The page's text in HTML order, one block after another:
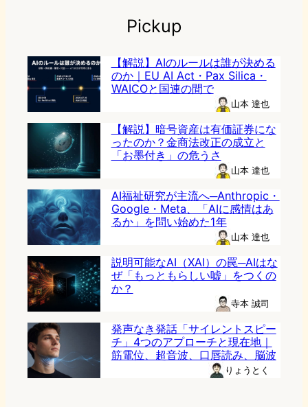
Pickup
【解説】AIのルールは誰が決める
のか｜EU AI Act・Pax Silica・
WAICOと国連の間で
山本 達也
【解説】暗号資産は有価証券にな
ったのか？金商法改正の成立と
「お墨付き」の危うさ
山本 達也
AI福祉研究が主流へ─Anthropic・
Google・Meta、「AIに感情はあ
るか」を問い始めた1年
山本 達也
説明可能なAI（XAI）の罠─AIはな
ぜ「もっともらしい嘘」をつくの
か？
寺本 誠司
発声なき発話「サイレントスピー
チ」4つのアプローチと現在地｜
筋電位、超音波、口唇読み、脳波
りょうとく